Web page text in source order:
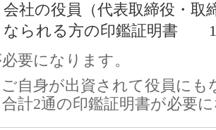
会社の役員（代表取締役・取
なられる方の印鑑証明書
要になります。
ご自身が出資されて役員に
計2通の印鑑証明書が必要